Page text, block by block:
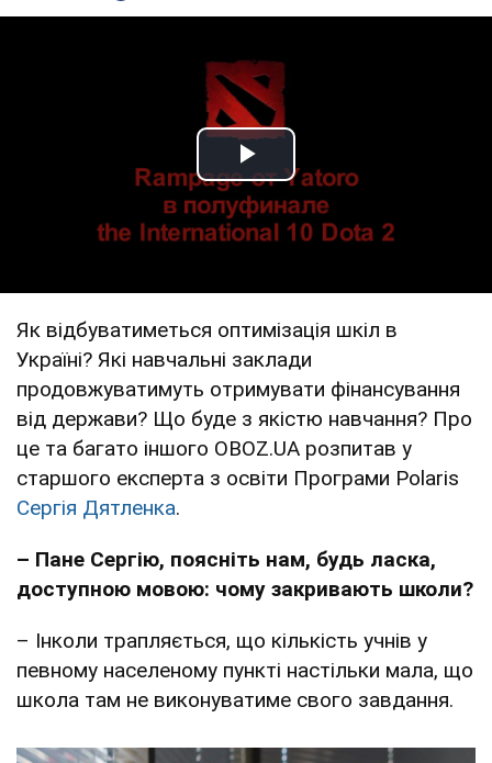
Play Video
Як відбуватиметься оптимізація шкіл в
Україні? Які навчальні заклади
продовжуватимуть отримувати фінансування
від держави? Що буде з якістю навчання? Про
це та багато іншого OBOZ.UA розпитав у
старшого експерта з освіти Програми Polaris
Сергія Дятленка.
– Пане Сергію, поясніть нам, будь ласка,
доступною мовою: чому закривають школи?
– Інколи трапляється, що кількість учнів у
певному населеному пункті настільки мала, що
школа там не виконуватиме свого завдання.